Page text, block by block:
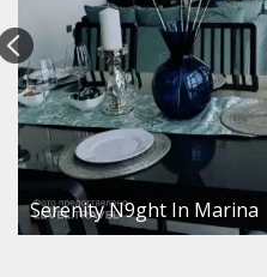
Serenity N9ght In Marina